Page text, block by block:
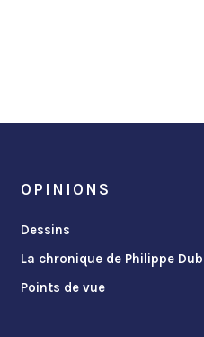
OPINIONS
Dessins
La chronique de Philippe
Points de vue